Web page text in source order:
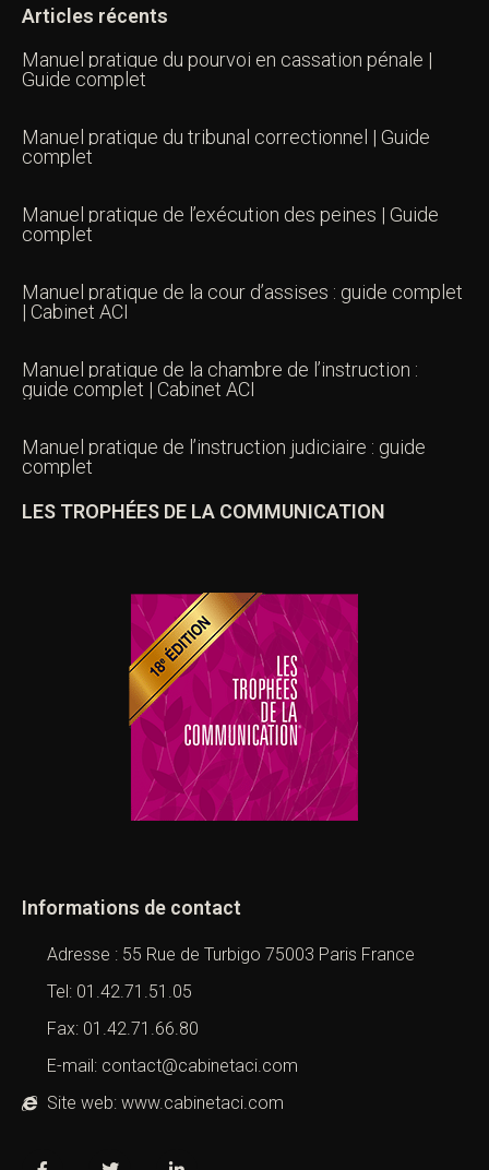
Articles récents
Manuel pratique du pourvoi en cassation pénale |
Guide complet
Manuel pratique du tribunal correctionnel | Guide
complet
Manuel pratique de l’exécution des peines | Guide
complet
Manuel pratique de la cour d’assises : guide complet
| Cabinet ACI
Manuel pratique de la chambre de l’instruction :
guide complet | Cabinet ACI
Manuel pratique de l’instruction judiciaire : guide
complet
LES TROPHÉES DE LA COMMUNICATION
Informations de contact
Adresse : 55 Rue de Turbigo 75003 Paris France
Tel: 01.42.71.51.05
Fax: 01.42.71.66.80
E-mail: contact@cabinetaci.com
Site web: www.cabinetaci.com